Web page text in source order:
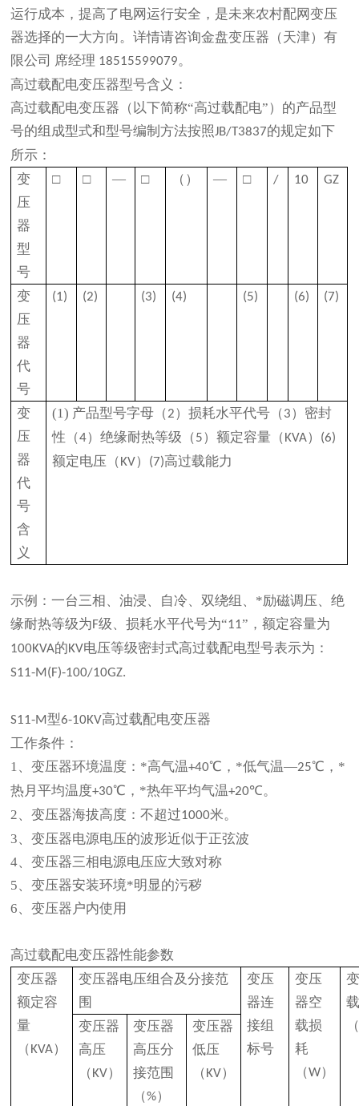
运行成本，提高了电网运行安全，是未来农村配网变压
器选择的一大方向。详情请咨询金盘变压器（天津）有
限公司 席经理 18515599079。
高过载配电变压器型号含义：
高过载配电变压器（以下简称“高过载配电”）的产品型
号的组成型式和型号编制方法按照JB/T3837的规定如下
所示：
变
压
器
型
号
□ □ — □ （） — □ / 10 GZ
变
压
器
代
号
(1) (2) (3) (4) (5) (6) (7)
变
压
器
代
号
含
义
(1) 产品型号字母（2 ）损耗水平代号（3 ）密封
性（4）绝缘耐热等级（5 ）额定容量（KVA） (6)
额定电压（KV） (7)高过载能力
示例：一台三相、油浸、自冷、双绕组、*励磁调压、绝
缘耐热等级为F级、损耗水平代号为“11”，额定容量为
100KVA的KV电压等级密封式高过载配电型号表示为：
S11-M(F)-100/10GZ.
S11-M型6-10KV高过载配电变压器
工作条件：
1、变压器环境温度：*高气温+40℃ ，*低气温—25℃ ，*
热月平均温度+30℃ ，*热年平均气温+20℃。
2、变压器海拔高度：不超过1000米。
3、变压器电源电压的波形近似于正弦波
4、变压器三相电源电压应大致对称
5、变压器安装环境*明显的污秽
6、变压器户内使用
高过载配电变压器性能参数
变压器
额定容
量
（KVA）
变压器电压组合及分接范
围
变压
器连
接组
标号
变压
器空
载损
耗
（W）
变压器
高压
（KV）
变压器
高压分
接范围
（%）
变压器
低压
（KV）